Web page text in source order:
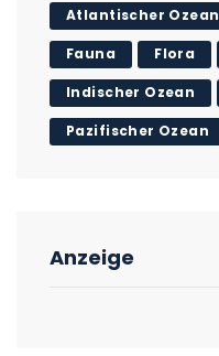
Atlantischer Ozean
Fauna Flora
Indischer Ozean
Pazifischer Ozean
Anzeige